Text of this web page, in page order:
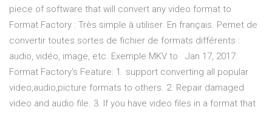
piece of software that will convert any video format to
Format Factory : Très simple à utiliser. En français. Pemet de
convertir toutes sortes de fichier de formats différents :
audio, vidéo, image, etc. Exemple MKV to Jan 17, 2017
Format Factory's Feature: 1. support converting all popular
video,audio,picture formats to others. 2. Repair damaged
video and audio file. 3. If you have video files in a format that